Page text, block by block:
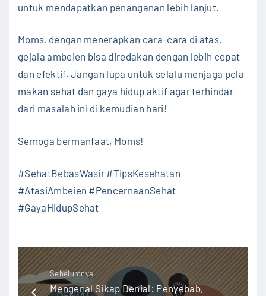
untuk mendapatkan penanganan lebih lanjut.
Moms, dengan menerapkan cara-cara di atas,
gejala ambeien bisa diredakan dengan lebih cepat
dan efektif. Jangan lupa untuk selalu menjaga pola
makan sehat dan gaya hidup aktif agar terhindar
dari masalah ini di kemudian hari!
Semoga bermanfaat, Moms!
#SehatBebasWasir #TipsKesehatan
#AtasiAmbeien #PencernaanSehat
#GayaHidupSehat
Sebelumnya
Mengenal Sikap Denial: Penyebab,